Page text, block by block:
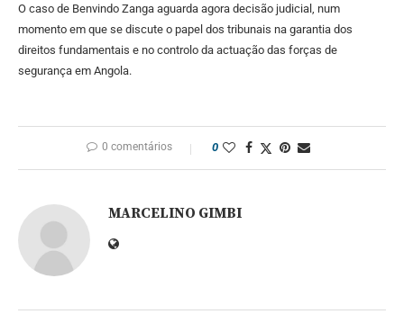
O caso de Benvindo Zanga aguarda agora decisão judicial, num
momento em que se discute o papel dos tribunais na garantia dos
direitos fundamentais e no controlo da actuação das forças de
segurança em Angola.
0 comentários 0
MARCELINO GIMBI